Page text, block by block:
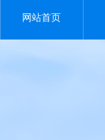
网站首页